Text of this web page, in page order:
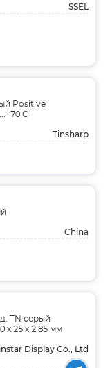
SSEL
Positive
C
Tinsharp
China
TN серый
х 25 х 2.85 мм
Display Co., Ltd